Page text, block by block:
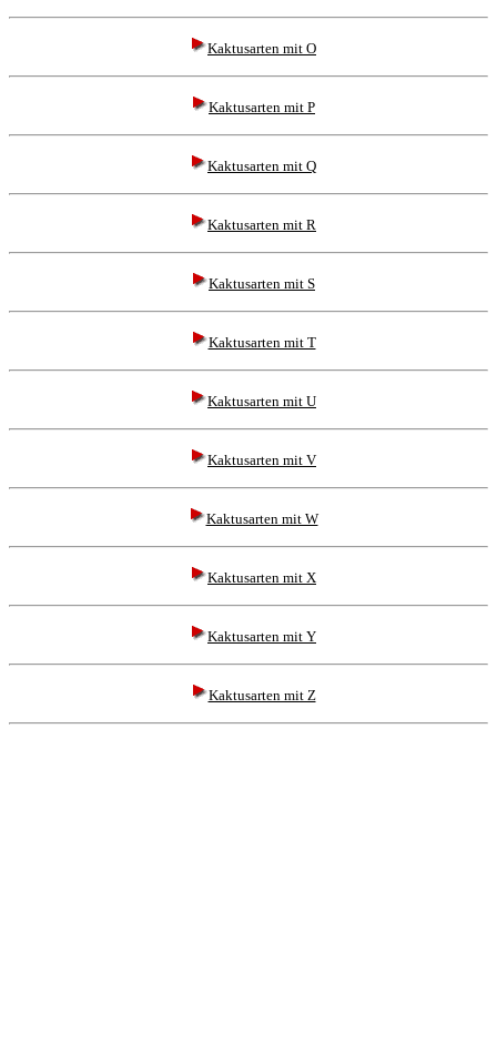
Kaktusarten mit O
Kaktusarten mit P
Kaktusarten mit Q
Kaktusarten mit R
Kaktusarten mit S
Kaktusarten mit T
Kaktusarten mit U
Kaktusarten mit V
Kaktusarten mit W
Kaktusarten mit X
Kaktusarten mit Y
Kaktusarten mit Z